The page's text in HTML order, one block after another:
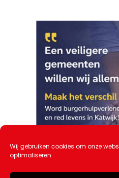
Wij gebruiken cookies om onze
optimaliseren.